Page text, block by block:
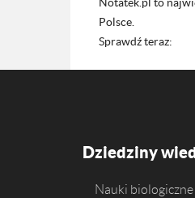
Polsce.
Sprawdź teraz:
Dziedziny
Nauki biologiczne